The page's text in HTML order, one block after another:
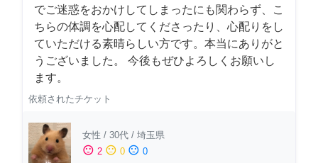
でご迷惑をおかけしてしまったにも関わらず、こ
ちらの体調を心配してくださったり、心配りをし
ていただける素晴らしい方です。本当にありがと
うございました。 今後もぜひよろしくお願いし
ます。
依頼されたチケット
女性 / 30代 / 埼玉県
sentiment_satisfied 2 sentiment_neutral 0 sentiment_dissatisfied 0